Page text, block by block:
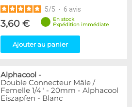
5/5 - 6 avis
3,60 €
En stock
Expédition immédiate
Ajouter au panier
Alphacool -
Double Connecteur Mâle /
Femelle 1/4" - 20mm - Alphacool
Eiszapfen - Blanc